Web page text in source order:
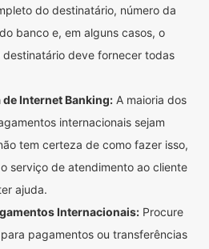
do destinatário, número da
banco e, em alguns casos, o
deve fornecer todas
de Internet Banking: A maioria dos
internacionais sejam
tem certeza de como fazer isso,
serviço de atendimento ao cliente
ajuda.
Internacionais: Procure
pagamentos ou transferências